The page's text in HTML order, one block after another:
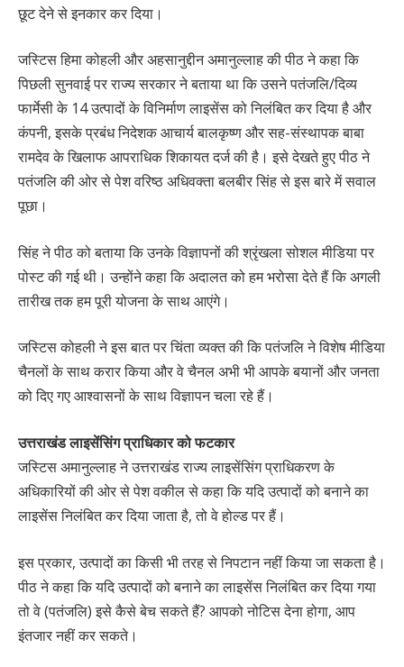
छूट देने से इनकार कर दिया।
जस्टिस हिमा कोहली और अहसानुद्दीन अमानुल्लाह की पीठ ने कहा कि
पिछली सुनवाई पर राज्य सरकार ने बताया था कि उसने पतंजलि/दिव्य
फार्मेसी के 14 उत्पादों के विनिर्माण लाइसेंस को निलंबित कर दिया है और
कंपनी, इसके प्रबंध निदेशक आचार्य बालकृष्ण और सह-संस्थापक बाबा
रामदेव के खिलाफ आपराधिक शिकायत दर्ज की है। इसे देखते हुए पीठ ने
पतंजलि की ओर से पेश वरिष्ठ अधिवक्ता बलबीर सिंह से इस बारे में सवाल
पूछा।
सिंह ने पीठ को बताया कि उनके विज्ञापनों की श्रृंखला सोशल मीडिया पर
पोस्ट की गई थी। उन्होंने कहा कि अदालत को हम भरोसा देते हैं कि अगली
तारीख तक हम पूरी योजना के साथ आएंगे।
जस्टिस कोहली ने इस बात पर चिंता व्यक्त की कि पतंजलि ने विशेष मीडिया
चैनलों के साथ करार किया और वे चैनल अभी भी आपके बयानों और जनता
को दिए गए आश्वासनों के साथ विज्ञापन चला रहे हैं।
उत्तराखंड लाइसेंसिंग प्राधिकार को फटकार
जस्टिस अमानुल्लाह ने उत्तराखंड राज्य लाइसेंसिंग प्राधिकरण के
अधिकारियों की ओर से पेश वकील से कहा कि यदि उत्पादों को बनाने का
लाइसेंस निलंबित कर दिया जाता है, तो वे होल्ड पर हैं।
इस प्रकार, उत्पादों का किसी भी तरह से निपटान नहीं किया जा सकता है।
पीठ ने कहा कि यदि उत्पादों को बनाने का लाइसेंस निलंबित कर दिया गया
तो वे (पतंजलि) इसे कैसे बेच सकते हैं? आपको नोटिस देना होगा, आप
इंतजार नहीं कर सकते।